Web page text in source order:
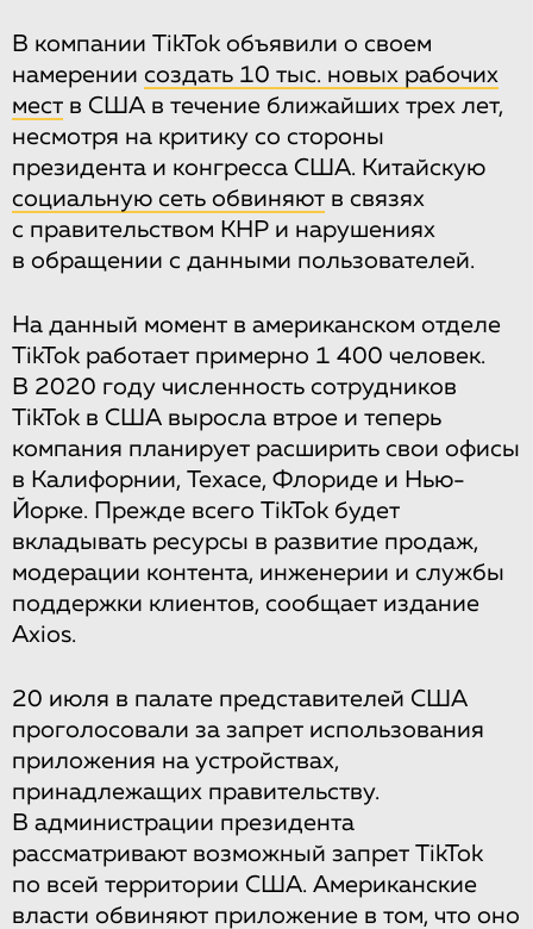
В компании TikTok объявили о своем
намерении создать 10 тыс. новых рабочих
мест в США в течение ближайших трех лет,
несмотря на критику со стороны
президента и конгресса США. Китайскую
социальную сеть обвиняют в связях
с правительством КНР и нарушениях
в обращении с данными пользователей.
На данный момент в американском отделе
TikTok работает примерно 1 400 человек.
В 2020 году численность сотрудников
TikTok в США выросла втрое и теперь
компания планирует расширить свои офисы
в Калифорнии, Техасе, Флориде и Нью-
Йорке. Прежде всего TikTok будет
вкладывать ресурсы в развитие продаж,
модерации контента, инженерии и службы
поддержки клиентов, сообщает издание
Axios.
20 июля в палате представителей США
проголосовали за запрет использования
приложения на устройствах,
принадлежащих правительству.
В администрации президента
рассматривают возможный запрет TikTok
по всей территории США. Американские
власти обвиняют приложение в том, что оно